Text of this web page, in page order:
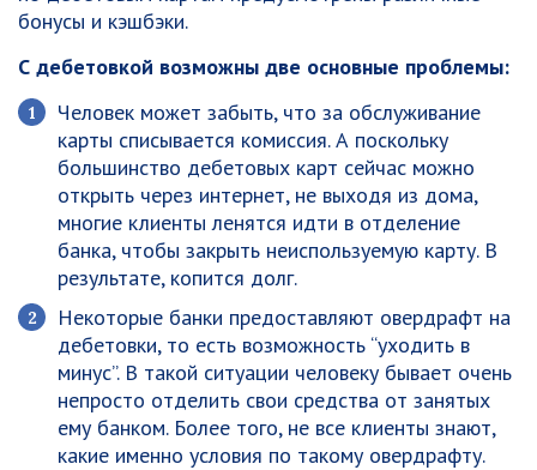
бонусы и кэшбэки.
С дебетовкой возможны две основные проблемы:
Человек может забыть, что за обслуживание
карты списывается комиссия. А поскольку
большинство дебетовых карт сейчас можно
открыть через интернет, не выходя из дома,
многие клиенты ленятся идти в отделение
банка, чтобы закрыть неиспользуемую карту. В
результате, копится долг.
Некоторые банки предоставляют овердрафт на
дебетовки, то есть возможность “уходить в
минус”. В такой ситуации человеку бывает очень
непросто отделить свои средства от занятых
ему банком. Более того, не все клиенты знают,
какие именно условия по такому овердрафту.